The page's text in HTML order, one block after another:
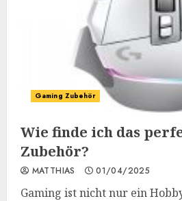
Gaming Zubehör
Wie finde ich das
Zubehör?
MATTHIAS 01/04/2025
Gaming ist nicht nur ein